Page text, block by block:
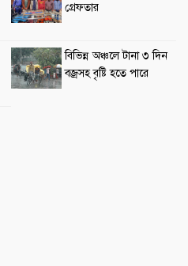
গ্রেফতার
বিভিন্ন অঞ্চলে টানা ৩ দিন
বজ্রসহ বৃষ্টি হতে পারে